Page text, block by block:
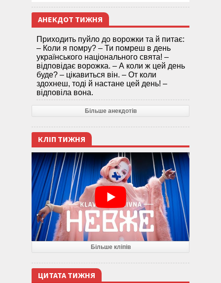
АНЕКДОТ ТИЖНЯ
Приходить пуйло до ворожки та й питає:
– Коли я помру? – Ти помреш в день
українського національного свята! –
відповідає ворожка. – А коли ж цей день
буде? – цікавиться він. – От коли
здохнеш, тоді й настане цей день! –
відповіла вона.
Більше анекдотів
КЛІП ТИЖНЯ
Більше кліпів
ЦИТАТА ТИЖНЯ